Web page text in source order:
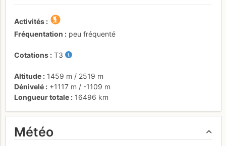
Activités
Fréquentation
peu fréquenté
Cotations T3
Altitude 1459 m / 2519 m
Dénivelé
+1117 m / -1109 m
Longueur totale
16496 km
Météo